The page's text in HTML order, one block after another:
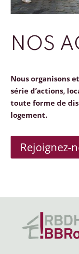
NOS
Nous organisons
série d’actions,
toute forme de
logement.
Rejoignez-